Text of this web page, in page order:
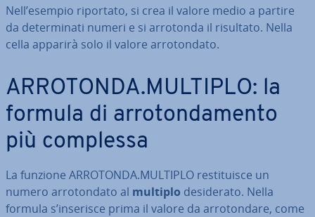
Nell’esempio riportato, si crea il valore medio a partire
da de­ter­mi­na­ti numeri e si arrotonda il risultato. Nella
cella apparirà solo il valore ar­ro­ton­da­to.
ARROTONDA.MULTIPLO: la
formula di ar­ro­ton­da­men­to
più complessa
La funzione ARROTONDA.MULTIPLO re­sti­tui­sce un
numero ar­ro­ton­da­to al multiplo de­si­de­ra­to. Nella
formula s’inserisce prima il valore da ar­ro­ton­da­re, come